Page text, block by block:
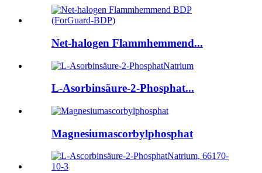
Net-halogen Flammhemmend...
L-Asorbinsäure-2-Phosphat...
Magnesiumascorbylphosphat